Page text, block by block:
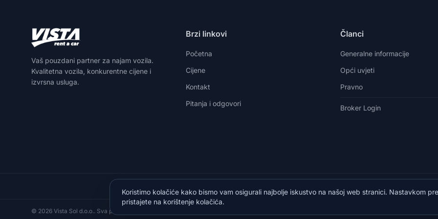
Vaš pouzdani partner za najam vozila.
Kvalitetna vozila, konkurentne cijene i
izvrsna usluga.
Brzi linkovi
Početna
Cijene
Kontakt
Pitanja i odgovori
Članci
Generalne informacije
Opći uvjeti
Pravno
Broker Login
© 2026 Vista Sol d.o.o.. Sva prava pridržana.
Koristimo kolačiće kako bismo vam osigurali najbolje iskustvo na našoj web stranici. Nastavkom
pristajete na korištenje kolačića.